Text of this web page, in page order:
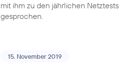
mit ihm zu den jährlichen Netztests
gesprochen.
15. November 2019